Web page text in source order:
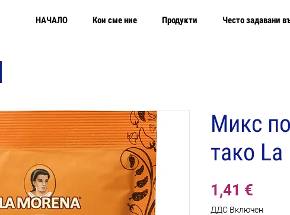
НАЧАЛО Кои сме ние Продукти Често задавани
Микс
тако
1,41 €
ДДС Включен